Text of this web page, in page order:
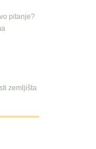
pitanje?
zemljišta